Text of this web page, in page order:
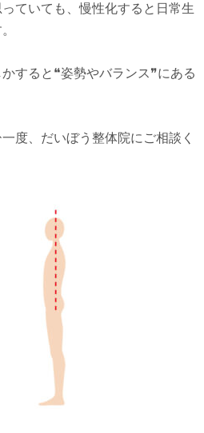
っていても、慢性化すると日常生
すると❝姿勢やバランス❞にある
度、だいぼう整体院にご相談く